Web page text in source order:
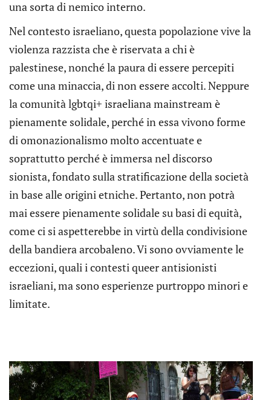
una sorta di nemico interno.
Nel contesto israeliano, questa popolazione vive la
violenza razzista che è riservata a chi è
palestinese, nonché la paura di essere percepiti
come una minaccia, di non essere accolti. Neppure
la comunità lgbtqi+ israeliana mainstream è
pienamente solidale, perché in essa vivono forme
di omonazionalismo molto accentuate e
soprattutto perché è immersa nel discorso
sionista, fondato sulla stratificazione della società
in base alle origini etniche. Pertanto, non potrà
mai essere pienamente solidale su basi di equità,
come ci si aspetterebbe in virtù della condivisione
della bandiera arcobaleno. Vi sono ovviamente le
eccezioni, quali i contesti queer antisionisti
israeliani, ma sono esperienze purtroppo minori e
limitate.